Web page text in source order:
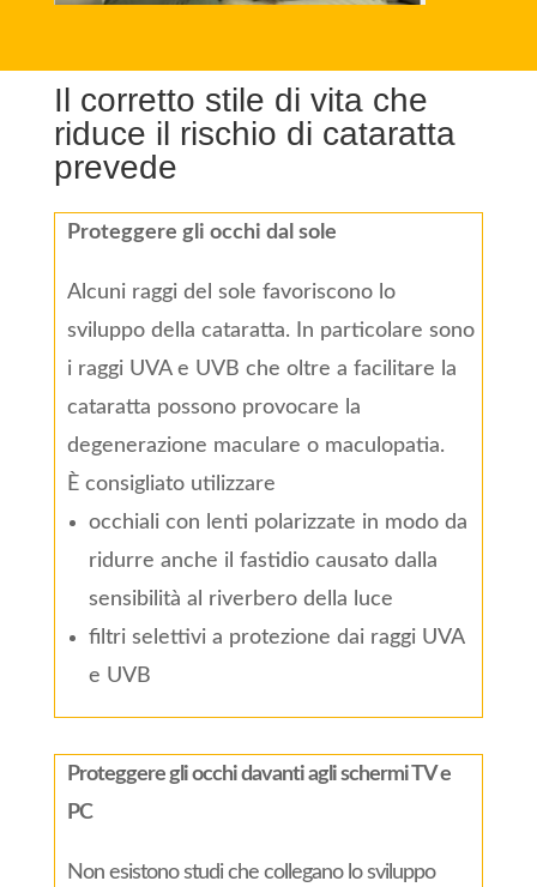
Il corretto stile di vita che
riduce il rischio di cataratta
prevede
Proteggere gli occhi dal sole
Alcuni raggi del sole favoriscono lo
sviluppo della cataratta. In particolare sono
i raggi UVA e UVB che oltre a facilitare la
cataratta possono provocare la
degenerazione maculare o maculopatia.
È consigliato utilizzare
occhiali con lenti polarizzate in modo da
ridurre anche il fastidio causato dalla
sensibilità al riverbero della luce
filtri selettivi a protezione dai raggi UVA
e UVB
Proteggere gli occhi davanti agli schermi TV e
PC
Non esistono studi che collegano lo sviluppo